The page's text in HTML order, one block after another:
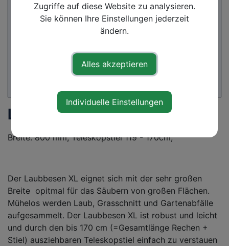
Laubbesen XL
Breite: 800 mm, Teleskopstiel 119 - 170cm;
Der Laubbesen XL eignet sich mit der sehr großen
Breite opitmal für das Säubern von großen Flächen.
Mühelos werden Laub, Grasschnitt und Gartenabfälle
aufgesammelt. Der Laubbesen XL ist robust und leicht
und durch den bis 170 cm (=Gesamtlänge Rechen +
Stiel) ausziehbaren Teleskopstiel einfach zu verstauen
Zugriffe auf diese Website zu analysieren.
Sie können Ihre Einstellungen jederzeit
ändern.
Alles akzeptieren
Individuelle Einstellungen